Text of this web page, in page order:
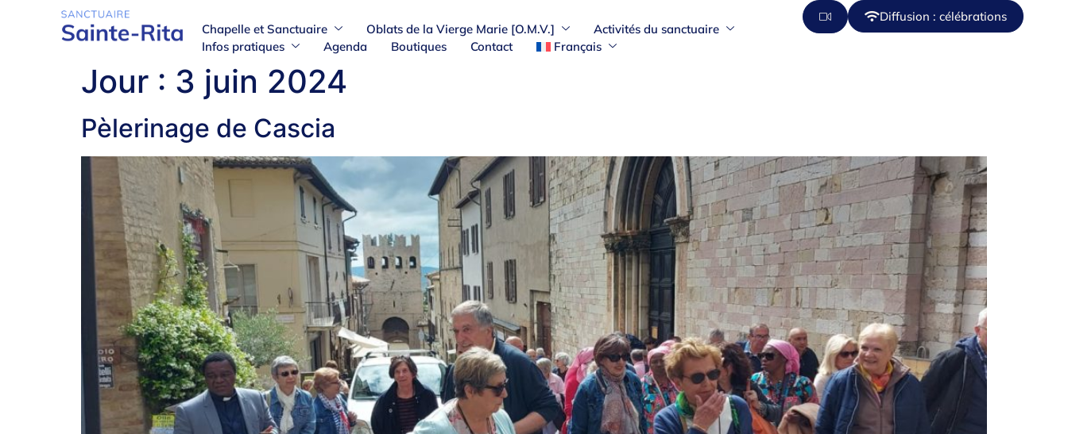
Chapelle et Sanctuaire Oblats de la Vierge Marie [O.M.V.]
Activités du sanctuaire
Infos pratiques
Agenda Boutiques Contact Français
Diffusion : célébrations
Jour : 3 juin 2024
Pèlerinage de Cascia